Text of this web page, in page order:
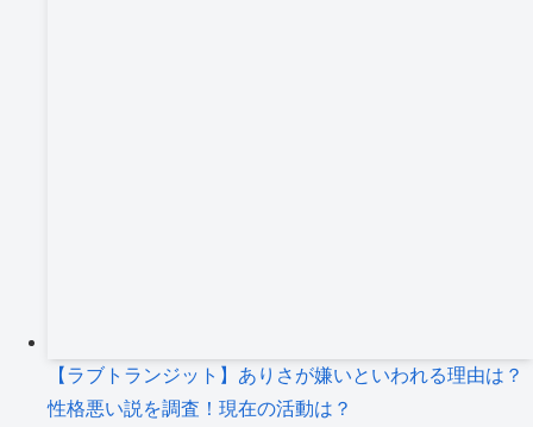
【ラブトランジット】ありさが嫌いといわれる理由は？
性格悪い説を調査！現在の活動は？